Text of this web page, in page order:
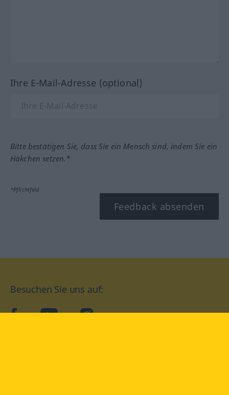
Ihre E-Mail-Adresse (optional)
Bitte bestätigen Sie, dass Sie ein Mensch sind, indem Sie ein
Häkchen setzen.*
*Pflichtfeld
Feedback absenden
Besuchen Sie uns auf:
facebookYouTube Instagram